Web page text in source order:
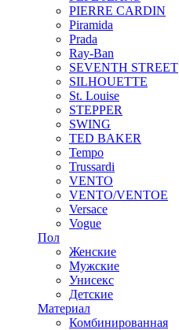
PIERRE CARDIN
Piramida
Prada
Ray-Ban
SEVENTH STREET
SILHOUETTE
St. Louise
STEPPER
SWING
TED BAKER
Tempo
Trussardi
VENTO
VENTO/VENTOE
Versace
Vogue
Пол
Женские
Мужские
Унисекс
Детские
Материал
Комбинированная